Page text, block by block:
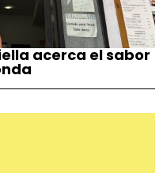
acerca el sabor